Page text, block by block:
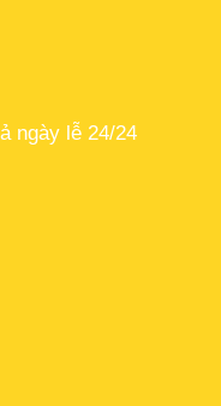
ngày lễ 24/24